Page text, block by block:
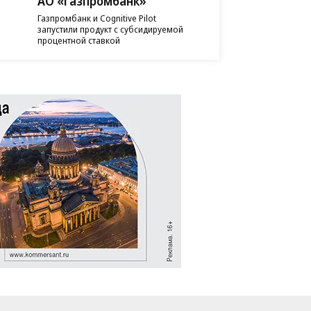
Газпромбанк и Cognitive Pilot
запустили продукт с субсидируемой
процентной ставкой